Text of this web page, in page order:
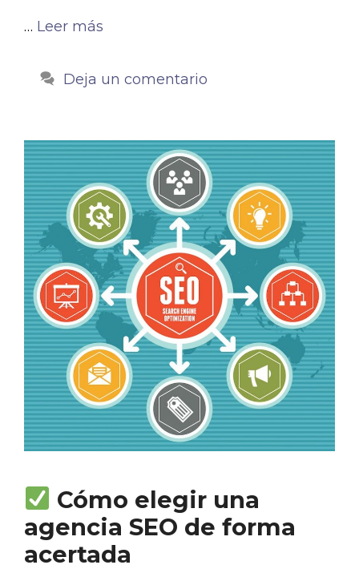
… Leer más
Deja un comentario
Cómo elegir una
agencia SEO de forma
acertada